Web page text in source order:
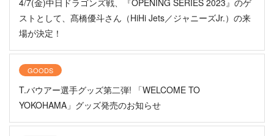
4/7(金)中日ドラゴンズ戦、『OPENING SERIES 2023』のゲ
ストとして、髙橋優斗さん（HiHi Jets／ジャニーズJr.）の来
場が決定！
GOODS
T.バウアー選手グッズ第二弾! 「WELCOME TO
YOKOHAMA」グッズ発売のお知らせ